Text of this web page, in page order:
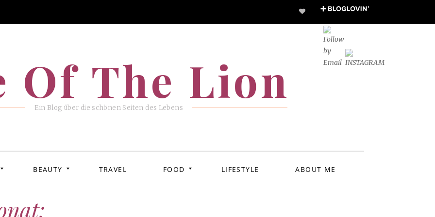
Of The Lion
Ein Blog über die schönen Seiten des Lebens
BEAUTY TRAVEL FOOD LIFESTYLE ABOUT ME